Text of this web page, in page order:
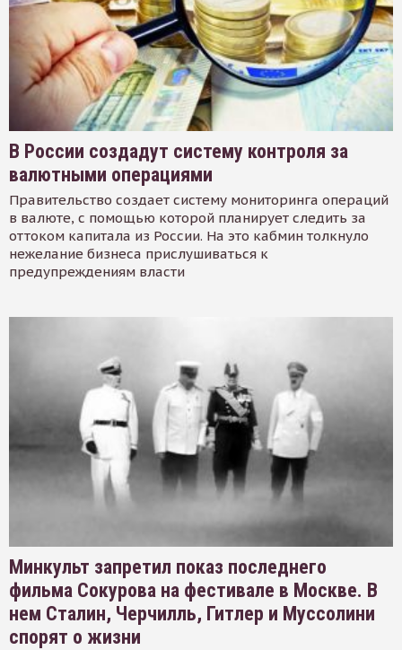
В России создадут систему контроля за
валютными операциями
Правительство создает систему мониторинга операций
в валюте, с помощью которой планирует следить за
оттоком капитала из России. На это кабмин толкнуло
нежелание бизнеса прислушиваться к
предупреждениям власти
Минкульт запретил показ последнего
фильма Сокурова на фестивале в Москве. В
нем Сталин, Черчилль, Гитлер и Муссолини
спорят о жизни